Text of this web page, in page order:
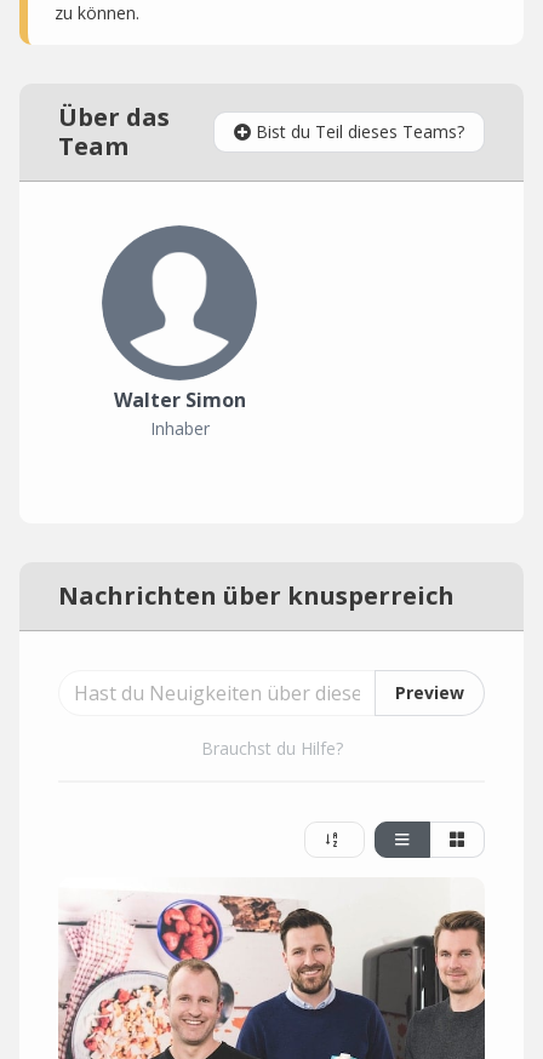
zu können.
Über das
Team
Bist du Teil dieses Teams?
Walter Simon
Inhaber
Nachrichten über knusperreich
Preview
Brauchst du Hilfe?